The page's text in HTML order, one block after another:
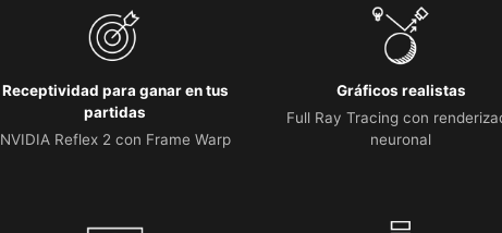
Receptividad para ganar en tus
partidas
NVIDIA Reflex 2 con Frame Warp
Gráficos realistas
Full Ray Tracing con
neuronal